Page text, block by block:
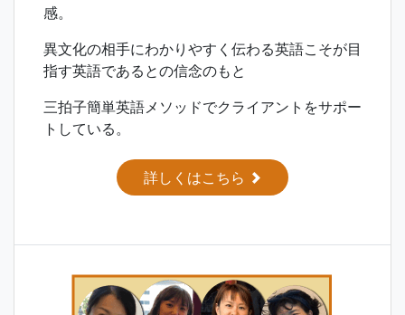
感。
異文化の相手にわかりやすく伝わる英語こそが目
指す英語であるとの信念のもと
三拍子簡単英語メソッドでクライアントをサポー
トしている。
詳しくはこちら